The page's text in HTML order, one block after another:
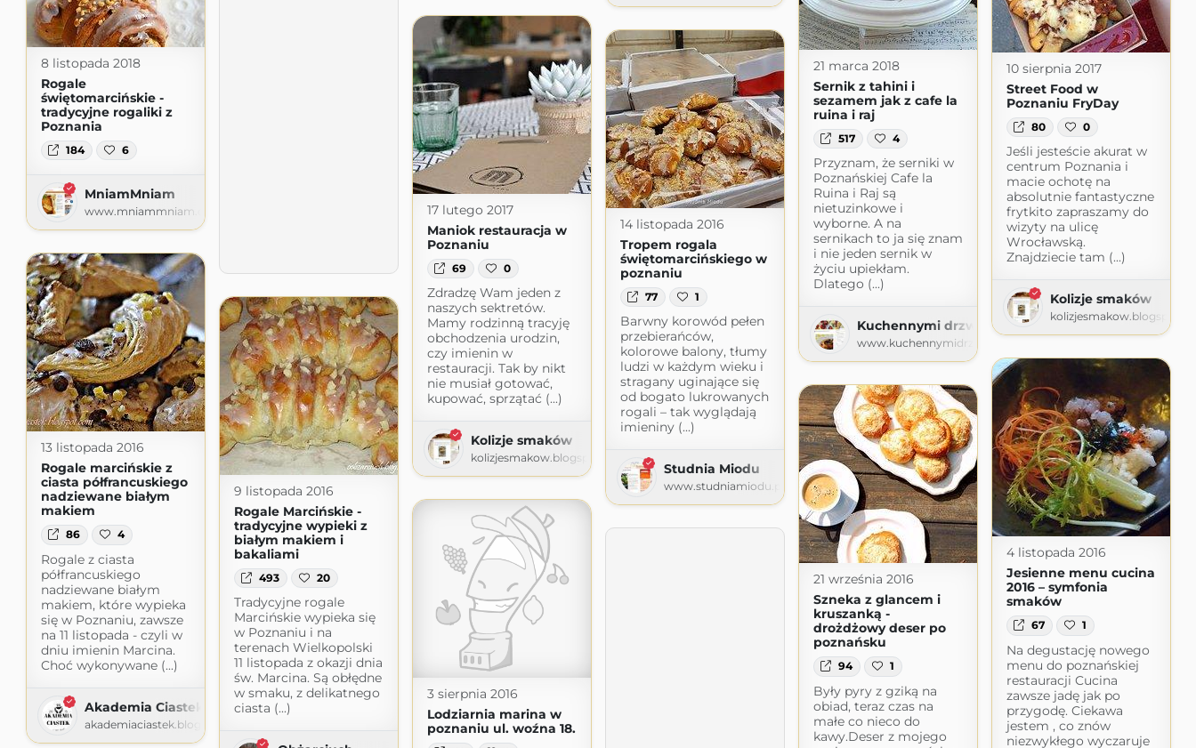
8 listopada 2018
Rogale
świętomarcińskie -
tradycyjne rogaliki z
Poznania
184 6
MniamMniam
www.mniammniam.com
21 marca 2018
Sernik z tahini i
sezamem jak z cafe la
ruina i raj
517 4
Przyznam, że serniki w
Poznańskiej Cafe la
Ruina i Raj są
nietuzinkowe i
wyborne. A na
sernikach to ja się znam
i nie jeden sernik w
życiu upiekłam.
Dlatego (...)
Kuchennymi drzwiami
www.kuchennymidrzwiami.pl
10 sierpnia 2017
Street Food w
Poznaniu FryDay
80 0
Jeśli jesteście akurat w
centrum Poznania i
macie ochotę na
absolutnie fantastyczne
frytkito zapraszamy do
wizyty na ulicę
Wrocławską.
Znajdziecie tam (...)
Kolizje smaków
17 lutego 2017
Maniok restauracja w
Poznaniu
69 0
Zdradzę Wam jeden z
naszych sektretów.
Mamy rodzinną tracyję
obchodzenia urodzin,
czy imienin w
restauracji. Tak by nikt
nie musiał gotować,
kupować, sprzątać (...)
Kolizje smaków
kolizjesmakow.blogspot.com
14 listopada 2016
Tropem rogala
świętomarcińskiego w
poznaniu
77 1
Barwny korowód pełen
przebierańców,
kolorowe balony, tłumy
ludzi w każdym wieku i
stragany uginające się
od bogato lukrowanych
rogali – tak wyglądają
imieniny (...)
Studnia Miodu
www.studniamiodu.pl
13 listopada 2016
Rogale marcińskie z
ciasta półfrancuskiego
nadziewane białym
makiem
86 4
Rogale z ciasta
półfrancuskiego
nadziewane białym
makiem, które wypieka
się w Poznaniu, zawsze
na 11 listopada - czyli w
dniu imienin Marcina.
Choć wykonywane (...)
Akademia Ciastek
akademiaciastek.blogspot.com
9 listopada 2016
Rogale Marcińskie -
tradycyjne wypieki z
białym makiem i
bakaliami
493 20
Tradycyjne rogale
Marcińskie wypieka się
w Poznaniu i na
terenach Wielkopolski
11 listopada z okazji dnia
św. Marcina. Są obłędne
w smaku, z delikatnego
ciasta (...)
4 listopada 2016
Jesienne menu cucina
2016 – symfonia
smaków
67 1
Na degustację nowego
menu do poznańskiej
restauracji Cucina
zawsze jadę jak po
przygodę. Ciekawa
jestem , co znów
niezwykłego wyczaruje
21 września 2016
Szneka z glancem i
kruszanką -
drożdżowy deser po
poznańsku
94 1
Były pyry z gziką na
obiad, teraz czas na
małe co nieco do
kawy.Deser z mojego
3 sierpnia 2016
Lodziarnia marina w
poznaniu ul. woźna 18.